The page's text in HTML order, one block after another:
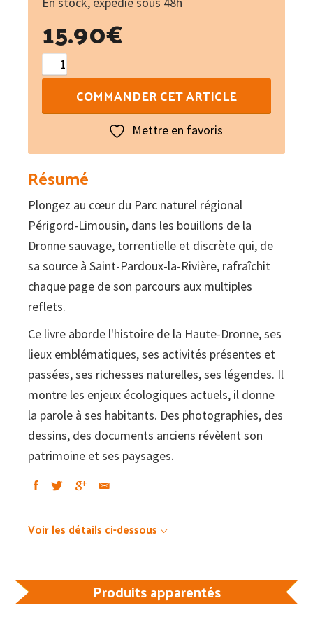
15.90€
quantité
de
Portrait
:
La
Haute-
Dronne
COMMANDER CET ARTICLE
Mettre en favoris
Résumé
Plongez au cœur du Parc naturel régional
Périgord-Limousin, dans les bouillons de la
Dronne sauvage, torrentielle et discrète qui, de
sa source à Saint-Pardoux-la-Rivière, rafraîchit
chaque page de son parcours aux multiples
reflets.
Ce livre aborde l'histoire de la Haute-Dronne, ses
lieux emblématiques, ses activités présentes et
passées, ses richesses naturelles, ses légendes. Il
montre les enjeux écologiques actuels, il donne
la parole à ses habitants. Des photographies, des
dessins, des documents anciens révèlent son
patrimoine et ses paysages.
Voir les détails ci-dessous
Produits apparentés